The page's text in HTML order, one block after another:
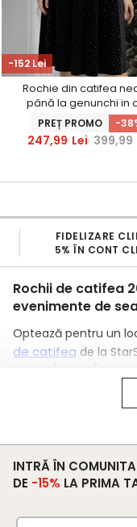
-152 Lei
Rochie din catifea
până la genunchi in
accesorizata cu brosa
- StarShinerS
PREȚ PROMO -
247,99 Lei 399,99
TRANSPORT
GRATUIT
Rochii de catifea
evenimente de
Optează pentru un
de catifea de la
care aduce
catifea moale și
sunt potrivite pentru
Rochii de Catifea
Evenimente
Colecția 2026 oferă
De la modelescurte
INTRĂ ÎN
DE -15% LA PRIMA